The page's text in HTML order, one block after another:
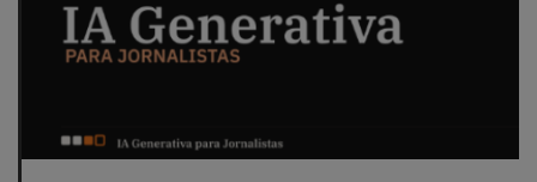
Acesso à
Liberdade de